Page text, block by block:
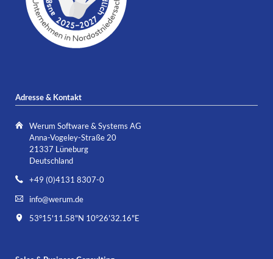
Adresse & Kontakt
Werum Software & Systems AG
Anna-Vogeley-Straße 20
21337 Lüneburg
Deutschland
+49 (0)4131 8307-0
info@werum.de
53°15'11.58"N 10°26'32.16"E